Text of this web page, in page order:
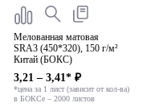
Мелованная матовая
SRA3 (450*320), 150 г/м²
Китай (БОКС)
3,21 – 3,41* ₽
*цена за 1 лист (зависит от кол-ва)
в БОКСе – 2000 листов